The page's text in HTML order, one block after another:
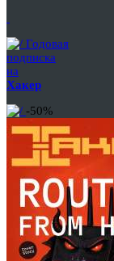
Годовая
подписка
на
Хакер
-50%